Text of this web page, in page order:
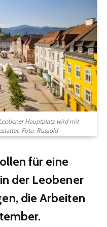
Hauptplatz wird mit
Foto: Russold
für eine
der Leobener
die Arbeiten